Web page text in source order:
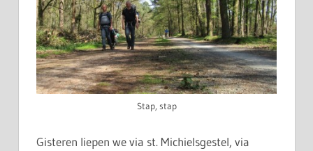
Stap, stap
Gisteren liepen we via st. Michielsgestel, via